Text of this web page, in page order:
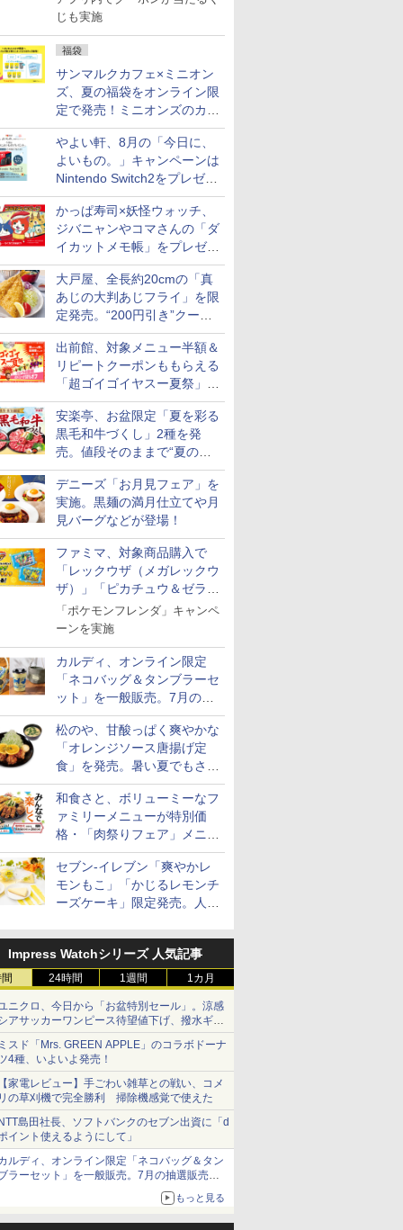
じも実施
福袋
サンマルクカフェ×ミニオン
ズ、夏の福袋をオンライン限
定で発売！ミニオンズのカッ
プと2500円相当のチケット
付き
やよい軒、8月の「今日に、
よいもの。」キャンペーンは
Nintendo Switch2をプレゼン
ト
かっぱ寿司×妖怪ウォッチ、
ジバニャンやコマさんの「ダ
イカットメモ帳」をプレゼン
ト
大戸屋、全長約20cmの「真
あじの大判あじフライ」を限
定発売。“200円引き”クーポ
ンも配信
出前館、対象メニュー半額＆
リピートクーポンももらえる
「超ゴイゴイヤスー夏祭」を
実施
安楽亭、お盆限定「夏を彩る
黒毛和牛づくし」2種を発
売。値段そのままで“夏の巻
き野菜”付き
デニーズ「お月見フェア」を
実施。黒麺の満月仕立てや月
見バーグなどが登場！
ファミマ、対象商品購入で
「レックウザ（メガレックウ
ザ）」「ピカチュウ＆ゼラオ
ラ」のフレンダピックがもら
える！
「ポケモンフレンダ」キャンペ
ーンを実施
カルディ、オンライン限定
「ネコバッグ＆タンブラーセ
ット」を一般販売。7月の抽
選販売の当選無効分
松のや、甘酸っぱく爽やかな
「オレンジソース唐揚げ定
食」を発売。暑い夏でもさっ
ぱり！
和食さと、ボリューミーなフ
ァミリーメニューが特別価
格・「肉祭りフェア」メニュ
ーがテイクアウトに登場
セブン-イレブン「爽やかレ
モンもこ」「かじるレモンチ
ーズケーキ」限定発売。人気
が登場
Impress Watchシリーズ 人気記事
24時間 1週間 1カ月
ニクロ、今日から「お盆特別セール」。涼感
アサッカーワンピース待望値下げ、撥水ギア
ョーツは1990円に
スド「Mrs. GREEN APPLE」のコラボドーナ
4種、いよいよ発売！
家電レビュー】手ごわい雑草との戦い、コメ
の草刈機で完全勝利 掃除機感覚で使えた
島田社長、ソフトバンクのセブン出資に「d
イント使えるようにして」
ルディ、オンライン限定「ネコバッグ＆タン
ラーセット」を一般販売。7月の抽選販売の
もっと見る
精米】
きらめ
産
7
新潟県産新之助 無洗米
5kg 令和7年産
￥3,836
8
米 5kg 新潟県産 コシヒ
カリ｜雪室保管・精米
したて｜白く輝き 粒感
しい お米 【やっぱり新
潟のこしひかり】
￥5,175
ロム・
トウイ
サヒ [
贈り物
7
ティーチャーズ ハイラ
ンドクリーム 4000ml
サントリー スコッチ ウ
容量
￥6,414
8
サントリー シングルモ
ルト ウイスキー 山崎
Story of the Distillery
￥17,600
ちゃん
家系
ック
7
カップヌードル カップ
ヌードルPRO しょうゆ
高たんぱく&低糖質 さ
75g×12個
￥3,103
8
カップヌードル パクチ
ー香るトムヤムクンヌ
ードル [世界三大スー
75g×12個
￥2,594
ーブン
30L 2
ル 高精
ドセン
マホ連
日立 過熱水蒸気 オーブ
フ 31L MRO-S8C W ホ
ワイト 重量センサー
250℃1段式ワイドオー
ブン
￥39,837
8
コンフィー(COMFEE')
ジ 25L フラットテーブ
ル 発酵・トースト機能
オートメニュー23種 オ
ーブン～250℃ レンジ
~1000W高出力 全国対
応 ヘルツフリー カップ
スチーム調理 予熱対応
自動脱臭 消音モード
ブラック CF-EA261-
￥19,780